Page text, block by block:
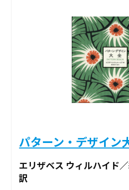
パターン・デザイン
エリザベス ウィルハイド
訳